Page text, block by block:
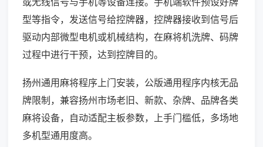
型等指令，发送信号给控牌器，控牌器接收到信号后
驱动内部微型电机或机械结构，在麻将机洗牌、码牌
过程中进行干预，达到控牌目的。
扬州通用麻将程序上门安装，公版通用程序内核无品
牌限制，兼容扬州市场老旧、新款、杂牌、品牌各类
麻将设备，自动适配主板参数，上手门槛低，多场地
多机型通用度高。